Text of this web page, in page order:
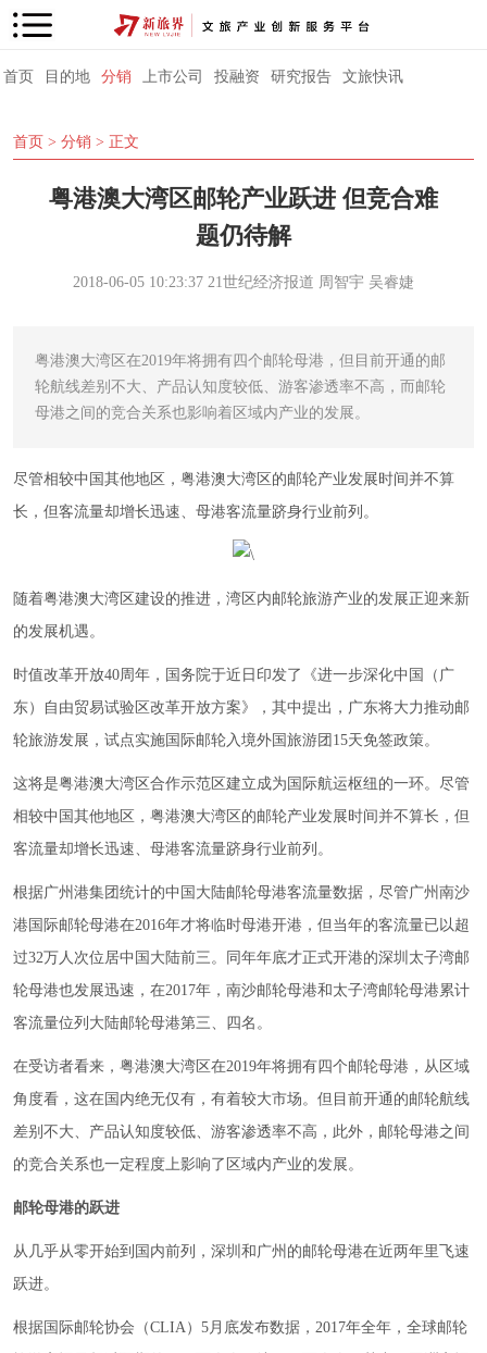
首页 目的地 分销 上市公司 投融资 研究报告 文旅快讯
首页 > 分销 > 正文
粤港澳大湾区邮轮产业跃进 但竞合难
题仍待解
2018-06-05 10:23:37 21世纪经济报道 周智宇 吴睿婕
粤港澳大湾区在2019年将拥有四个邮轮母港，但目前开通的邮
轮航线差别不大、产品认知度较低、游客渗透率不高，而邮轮
母港之间的竞合关系也影响着区域内产业的发展。
尽管相较中国其他地区，粤港澳大湾区的邮轮产业发展时间并不算
长，但客流量却增长迅速、母港客流量跻身行业前列。
随着粤港澳大湾区建设的推进，湾区内邮轮旅游产业的发展正迎来新
的发展机遇。
时值改革开放40周年，国务院于近日印发了《进一步深化中国（广
东）自由贸易试验区改革开放方案》，其中提出，广东将大力推动邮
轮旅游发展，试点实施国际邮轮入境外国旅游团15天免签政策。
这将是粤港澳大湾区合作示范区建立成为国际航运枢纽的一环。尽管
相较中国其他地区，粤港澳大湾区的邮轮产业发展时间并不算长，但
客流量却增长迅速、母港客流量跻身行业前列。
根据广州港集团统计的中国大陆邮轮母港客流量数据，尽管广州南沙
港国际邮轮母港在2016年才将临时母港开港，但当年的客流量已以超
过32万人次位居中国大陆前三。同年年底才正式开港的深圳太子湾邮
轮母港也发展迅速，在2017年，南沙邮轮母港和太子湾邮轮母港累计
客流量位列大陆邮轮母港第三、四名。
在受访者看来，粤港澳大湾区在2019年将拥有四个邮轮母港，从区域
角度看，这在国内绝无仅有，有着较大市场。但目前开通的邮轮航线
差别不大、产品认知度较低、游客渗透率不高，此外，邮轮母港之间
的竞合关系也一定程度上影响了区域内产业的发展。
邮轮母港的跃进
从几乎从零开始到国内前列，深圳和广州的邮轮母港在近两年里飞速
跃进。
根据国际邮轮协会（CLIA）5月底发布数据，2017年全年，全球邮轮